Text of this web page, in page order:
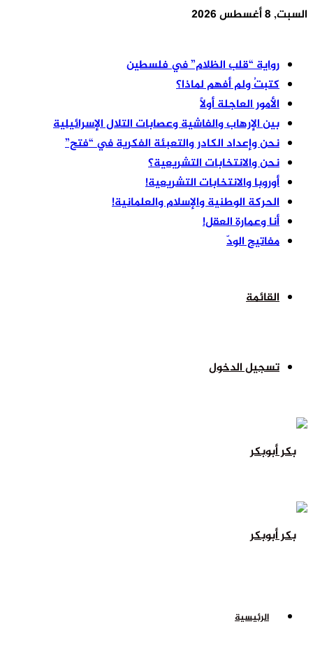
السبت, 8 أغسطس 2026
رواية “قلب الظلام” في فلسطين
كتبتُ ولم أفهم لماذا؟
الأمور العاجلة أولًا
بين الإرهاب والفاشية وعصابات التلال الإسرائيلية
نحن وإعداد الكادر والتعبئة الفكرية في “فتح”
نحن والانتخابات التشريعية؟
أوروبا والانتخابات التشريعية!
الحركة الوطنية والإسلام والعلمانية!
أنا وعمارة العقل!
مفاتيح الودّ
القائمة
تسجيل الدخول
الرئيسية